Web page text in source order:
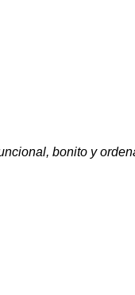
bonito y